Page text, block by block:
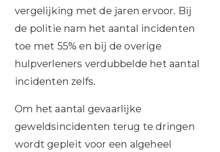
vergelijking met de jaren ervoor. Bij
de politie nam het aantal incidenten
toe met 55% en bij de overige
hulpverleners verdubbelde het aantal
incidenten zelfs.
Om het aantal gevaarlijke
geweldsincidenten terug te dringen
wordt gepleit voor een algeheel